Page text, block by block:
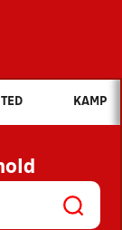
du søge efter?
NYHEDER
OG
KAMP